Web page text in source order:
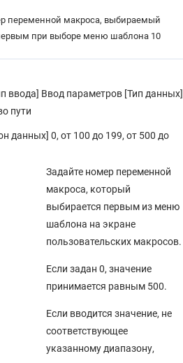
переменной макроса, выбираемый
при выборе меню шаблона 10
ввода] Ввод параметров [Тип данных]
пути
данных] 0, от 100 до 199, от 500 до
Задайте номер переменной
макроса, который
выбирается первым из меню
шаблона на экране
пользовательских макросов.
Если задан 0, значение
принимается равным 500.
Если вводится значение, не
соответствующее
указанному диапазону,